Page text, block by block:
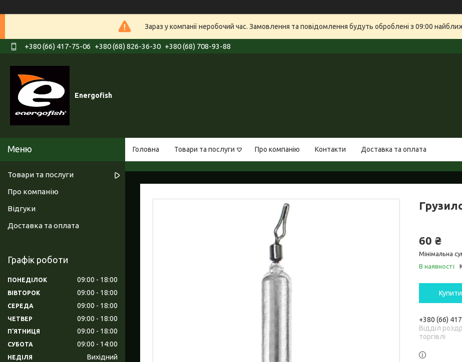
Зараз у компанії неробочий час. Замовлення та повідомлення будуть оброблені з 09:00
+380 (66) 417-75-06 +380 (68) 826-36-30 +380 (68) 708-93-88
Energofish
Головна Товари та послуги Про компанію Контакти Доставка та оплата
60 ₴
Мінімальна
В наявності
Купити
+380 (66)
Відділ
торгівлі
Товари та послуги
Про компанію
Відгуки
Доставка та оплата
Графік роботи
ПОНЕДІЛОК 09:00 18:00
ВІВТОРОК 09:00 18:00
СЕРЕДА 09:00 18:00
ЧЕТВЕР 09:00 18:00
ПʼЯТНИЦЯ 09:00 18:00
СУБОТА 09:00 14:00
НЕДІЛЯ Вихідний